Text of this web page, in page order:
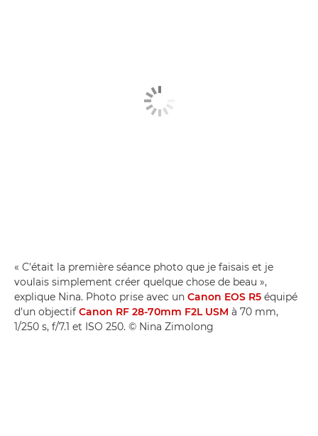
« C'était la première séance photo que je faisais et je
voulais simplement créer quelque chose de beau »,
explique Nina. Photo prise avec un Canon EOS R5 équipé
d'un objectif Canon RF 28-70mm F2L USM à 70 mm,
1/250 s, f/7.1 et ISO 250. © Nina Zimolong